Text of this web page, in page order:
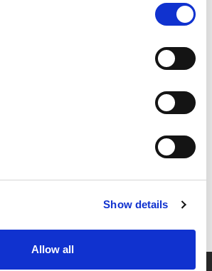
Show details
Allow all